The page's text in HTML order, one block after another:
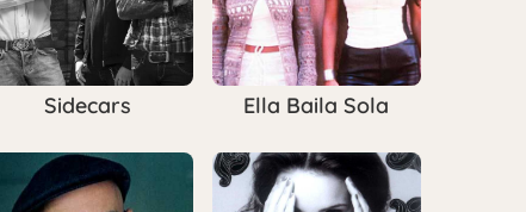
Sidecars Ella Baila Sola